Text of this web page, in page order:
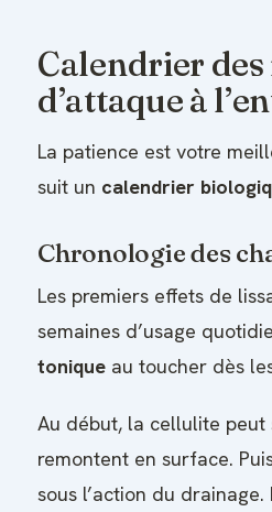
Calendrier des
d’attaque à
La patience est votre
suit un calendrier
Chronologie des
Les premiers effets de
semaines d’usage
tonique au toucher dès
Au début, la cellulite peut
remontent en surface.
sous l’action du